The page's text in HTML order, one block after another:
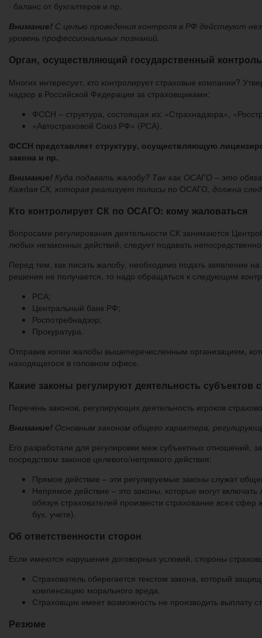
· баланс от бухгалтеров и пр.
Внимание! С целью проведения контроля в РФ действуют
уровень профессиональных познаний.
Орган, осуществляющий государственный контроль
Многих интересует, кто контролирует страховые компании?
надзор в Российской Федерации за страховщиками:
ФССН – структура, состоящая из: «Страхнадзора»,
«Автостраховой Союз РФ» (РСА).
ФССН представляет структуру, осуществляющую
закона и пр.
Внимание! Куда подавать жалобу? Так как ОСАГО – это
Каждая СК, которая реализует полисы по ОСАГО , должна
Кто контролирует СК по ОСАГО: кому жаловаться
Вопросами регулирования деятельности СК занимаются
любых незаконных действий, следует подавать
Перед тем, как писать жалобу, необходимо подать заявление
решения не получается, то надо обращаться к следующим
РСА;
Центральный банк РФ;
Роспотребнадзор;
Прокуратура.
Отправив копии жалобы вышеперечисленным организациям,
находящегося в головном офисе.
Какие законы регулируют деятельность субъектов
Перечень законов, регулирующих деятельность игроков
Внимание! Основным законом общего характера,
Его разработали для регулировки меж субъектных отношений,
посредством законов целевого/непрямого действия:
Прямое действие – эти регулируемые законы служат
Непрямое действие – это законы, которые могут
обязуя страхователей произвести страхование всех
бух. учете).
Об ответственности сторон
Если имеются нарушения договорных условий, стороны
Страхователь оберегается текстом закона, который
компенсацию морального вреда.
Страховщик имеет возможность не производить выплату
Резюме